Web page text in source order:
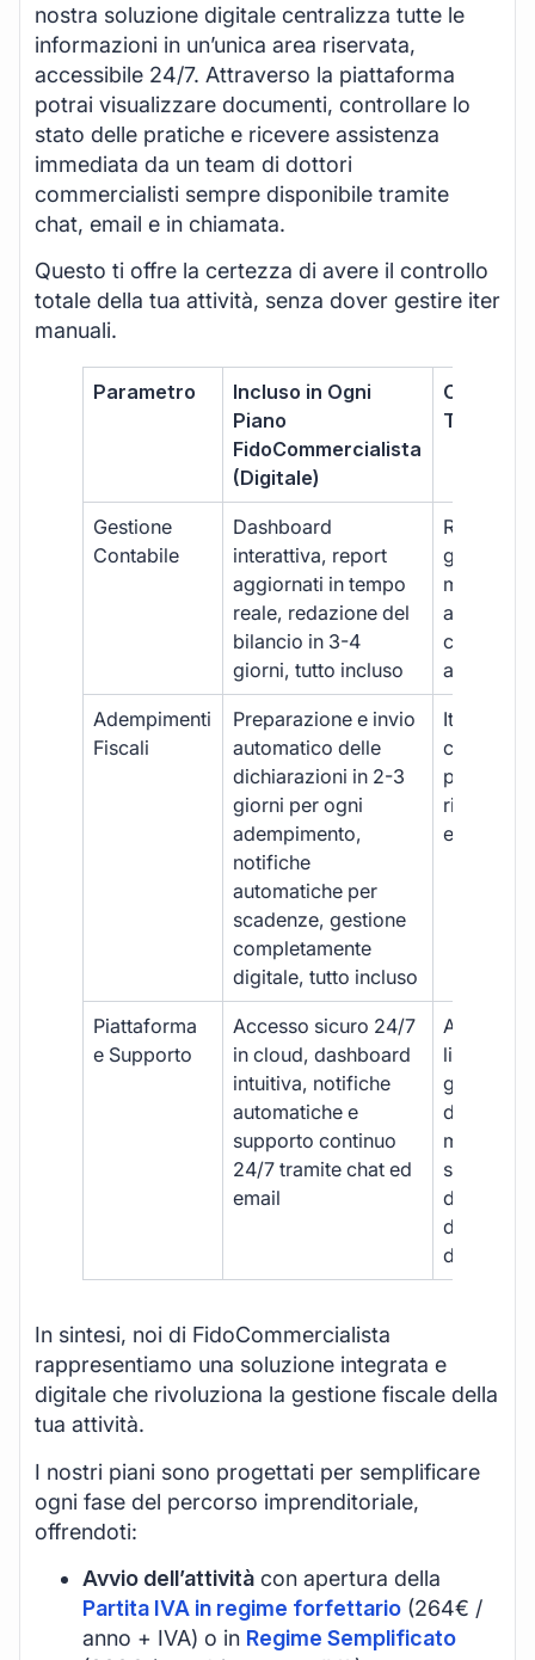
nostra soluzione digitale centralizza tutte le
informazioni in un’unica area riservata,
accessibile 24/7. Attraverso la piattaforma
potrai visualizzare documenti, controllare lo
stato delle pratiche e ricevere assistenza
immediata da un team di dottori
commercialisti sempre disponibile tramite
chat, email e in chiamata.
Questo ti offre la certezza di avere il controllo
totale della tua attività, senza dover gestire iter
manuali.
Parametro
Incluso in Ogni
Piano
FidoCommercialista
(Digitale)
Gestione
Contabile
Dashboard
interattiva, report
aggiornati in tempo
reale, redazione del
bilancio in 3-4
giorni, tutto incluso
Report
gestione
manuale,
con
aggiuntivi
Adempimenti
Fiscali
Preparazione e invio
automatico delle
dichiarazioni in 2-3
giorni per ogni
adempimento,
notifiche
automatiche per
scadenze, gestione
completamente
digitale, tutto incluso
Iter
costi
per ogni
rischio di
e
Piattaforma
e Supporto
Accesso sicuro 24/7
in cloud, dashboard
intuitiva, notifiche
automatiche e
supporto continuo
24/7 tramite chat ed
email
Accesso
limitato,
gestione
manuale,
supporto
durante
d’ufficio.
In sintesi, noi di FidoCommercialista
rappresentiamo una soluzione integrata e
digitale che rivoluziona la gestione fiscale della
tua attività.
I nostri piani sono progettati per semplificare
ogni fase del percorso imprenditoriale,
offrendoti:
Avvio dell’attività con apertura della
Partita IVA in regime forfettario (264€ /
anno + IVA) o in Regime Semplificato